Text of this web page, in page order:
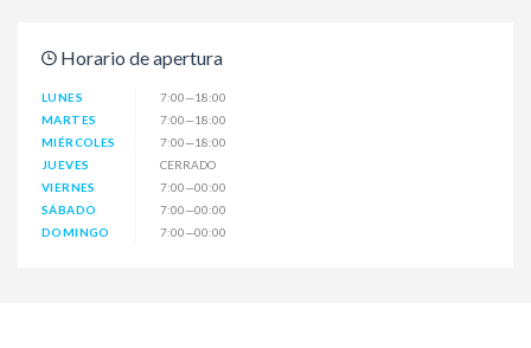
Horario de apertura
LUNES
7:00—18:00
MARTES
7:00—18:00
MIÉRCOLES
7:00—18:00
JUEVES
CERRADO
VIERNES
7:00—00:00
SÁBADO
7:00—00:00
DOMINGO
7:00—00:00